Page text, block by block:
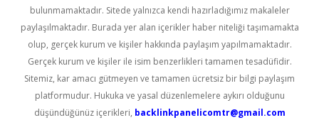
bulunmamaktadır. Sitede yalnızca kendi hazırladığımız makaleler
paylaşılmaktadır. Burada yer alan içerikler haber niteliği taşımamakta
olup, gerçek kurum ve kişiler hakkında paylaşım yapılmamaktadır.
Gerçek kurum ve kişiler ile isim benzerlikleri tamamen tesadüfidir.
Sitemiz, kar amacı gütmeyen ve tamamen ücretsiz bir bilgi paylaşım
platformudur. Hukuka ve yasal düzenlemelere aykırı olduğunu
düşündüğünüz içerikleri, backlinkpanelicomtr@gmail.com